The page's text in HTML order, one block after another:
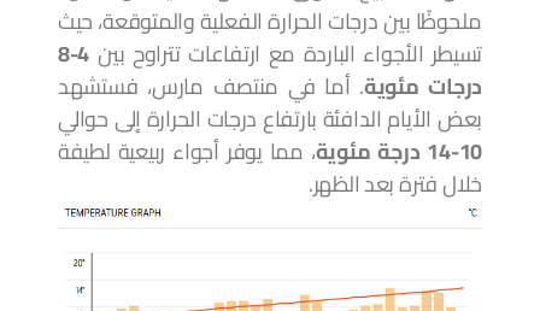
ملحوظًا بين درجات الحرارة الفعلية والمتوقعة، حيث
تسيطر الأجواء الباردة مع ارتفاعات تتراوح بين
4-8
درجات مئوية. أما في منتصف مارس، فستشهد
بعض الأيام الدافئة بارتفاع درجات الحرارة إلى حوالي
10-14 درجة مئوية
، مما يوفر أجواء ربيعية لطيفة
خلال فترة بعد الظهر.